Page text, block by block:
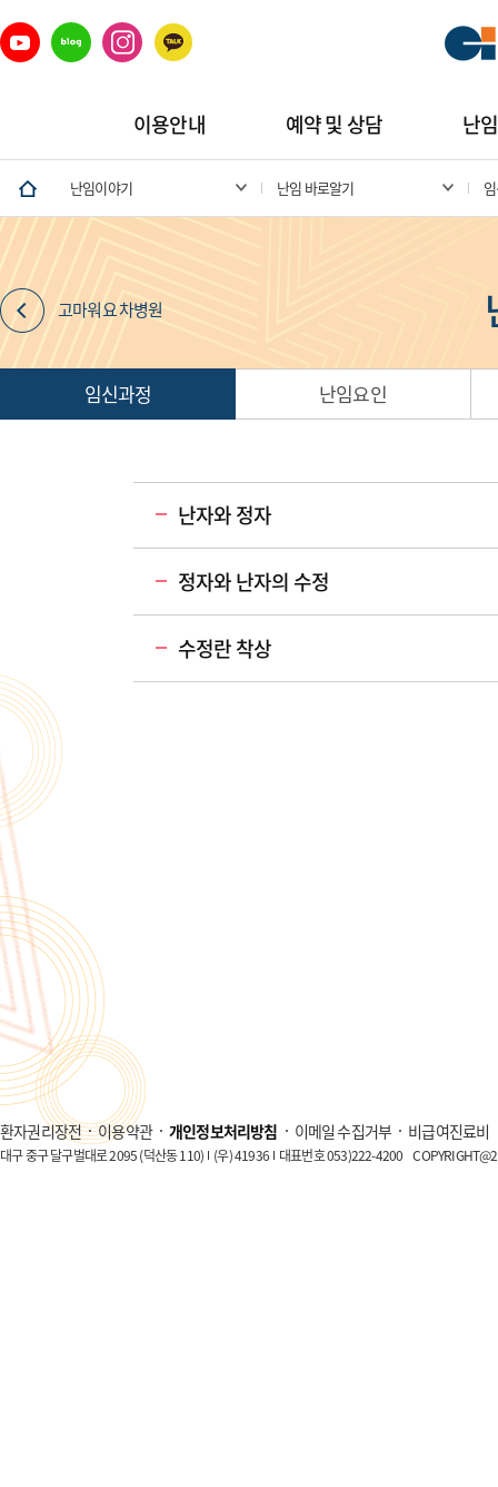
이용안내 예약 및 상담 난
난임이야기 난임 바로알기
고마워요 차병원
임신과정 난임요인
난자와 정자
정자와 난자의 수정
수정란 착상
환자권리장전 이용약관 개인정보처리방침 이메일 수집거부 비급여진료비
대구 중구 달구벌대로 2095 (덕산동 110) (우) 41936 대표번호 053)222-4200